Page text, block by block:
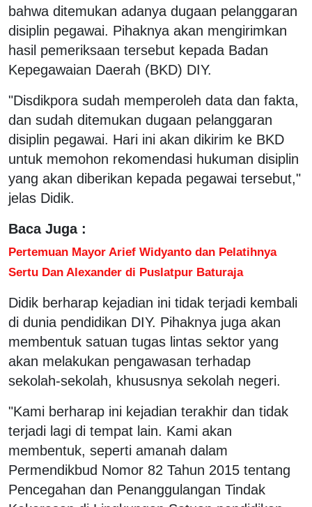
bahwa ditemukan adanya dugaan pelanggaran
disiplin pegawai. Pihaknya akan mengirimkan
hasil pemeriksaan tersebut kepada Badan
Kepegawaian Daerah (BKD) DIY.
"Disdikpora sudah memperoleh data dan fakta,
dan sudah ditemukan dugaan pelanggaran
disiplin pegawai. Hari ini akan dikirim ke BKD
untuk memohon rekomendasi hukuman disiplin
yang akan diberikan kepada pegawai tersebut,"
jelas Didik.
Baca Juga :
Pertemuan Mayor Arief Widyanto dan Pelatihnya
Sertu Dan Alexander di Puslatpur Baturaja
Didik berharap kejadian ini tidak terjadi kembali
di dunia pendidikan DIY. Pihaknya juga akan
membentuk satuan tugas lintas sektor yang
akan melakukan pengawasan terhadap
sekolah-sekolah, khususnya sekolah negeri.
"Kami berharap ini kejadian terakhir dan tidak
terjadi lagi di tempat lain. Kami akan
membentuk, seperti amanah dalam
Permendikbud Nomor 82 Tahun 2015 tentang
Pencegahan dan Penanggulangan Tindak